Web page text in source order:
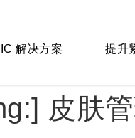
解决方案 提升
皮肤